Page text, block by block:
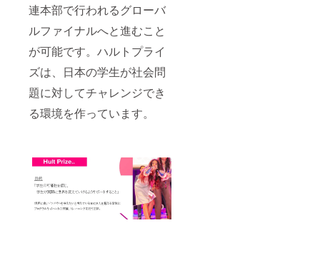
連本部で行われるグローバ
ルファイナルへと進むこと
が可能です。ハルトプライ
ズは、日本の学生が社会問
題に対してチャレンジでき
る環境を作っています。